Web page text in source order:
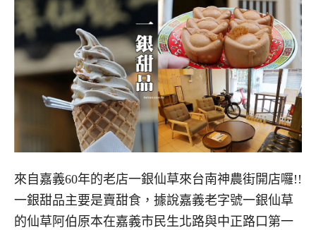
來自嘉義60年的老店一銀仙草來台南神農街開店囉!!
一銀甜品主要是賣甜食，據說嘉義老字號一銀仙草
的仙草阿伯原本在嘉義市民生北路與中正路口第一